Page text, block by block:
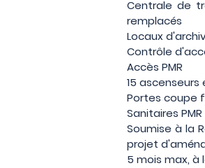
Centrale de
remplacés
Locaux
Contrôle
Accès PMR
15
Portes coupe
Sanitaires
Soumise à la
projet
5 mois max, à